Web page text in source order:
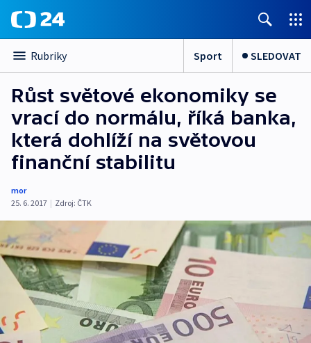
Rubriky Sport SLEDOVAT
Růst světové ekonomiky se
vrací do normálu, říká banka,
která dohlíží na světovou
finanční stabilitu
mor
25. 6. 2017 | Zdroj: ČTK